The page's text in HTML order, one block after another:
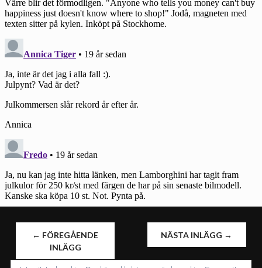
INLÄGGSNAVIGERING
← FÖREGÅENDE
INLÄGG
NÄSTA INLÄGG →